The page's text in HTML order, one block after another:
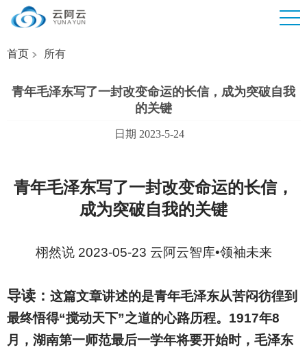
首页 所有
青年毛泽东写了一封改变命运的长信，成为突破自我
的关键
日期 2023-5-24
青年毛泽东写了一封改变命运的长信，
成为突破自我的关键
栩然说 2023-05-23 云阿云智库•领袖未来
导读： 这篇文章讲述的是青年毛泽东从苦闷彷徨到
最终悟得“搅动天下”之道的心路历程。1917年8
月，湖南第一师范最后一学年将要开始时，毛泽东